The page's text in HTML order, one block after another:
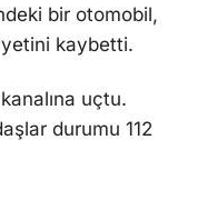
bir otomobil,
kaybetti.
uçtu.
durumu 112